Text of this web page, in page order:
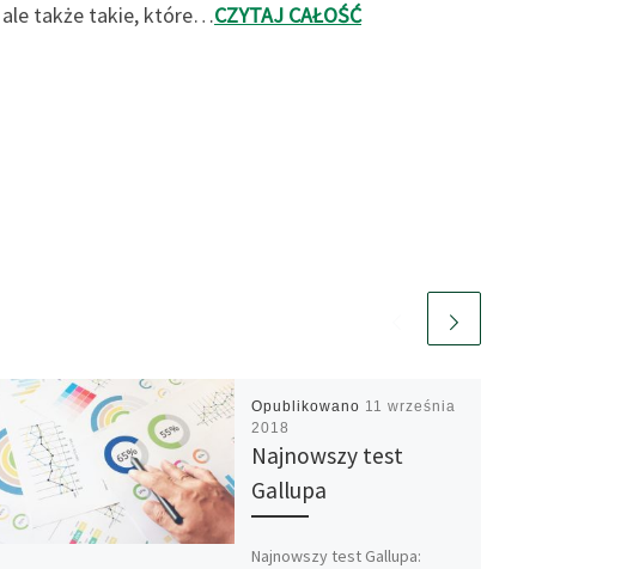
ale także takie, które…CZYTAJ CAŁOŚĆ
Opublikowano 11 września
2018
Najnowszy test
Gallupa
Najnowszy test Gallupa: